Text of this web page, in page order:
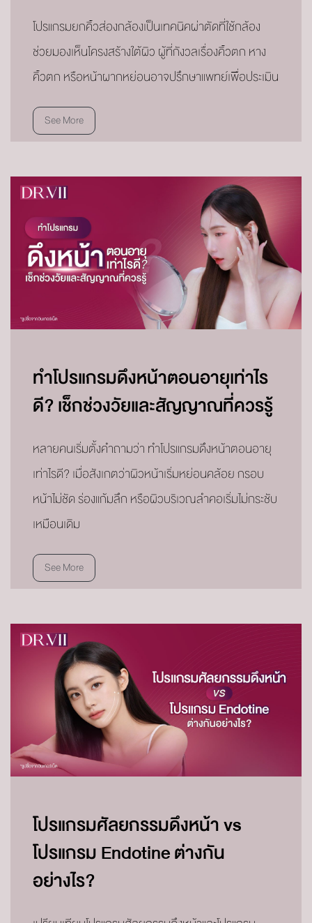
โปรแกรมยกคิ้วส่องกล้องเป็นเทคนิคผ่าตัดที่ใช้กล้อง
ช่วยมองเห็นโครงสร้างใต้ผิว ผู้ที่กังวลเรื่องคิ้วตก หาง
คิ้วตก หรือหน้าผากหย่อนอาจปรึกษาแพทย์เพื่อประเมิน
See More
ทำโปรแกรมดึงหน้าตอนอายุเท่าไร
ดี? เช็กช่วงวัยและสัญญาณที่ควรรู้
หลายคนเริ่มตั้งคำถามว่า ทำโปรแกรมดึงหน้าตอนอายุ
เท่าไรดี? เมื่อสังเกตว่าผิวหน้าเริ่มหย่อนคล้อย กรอบ
หน้าไม่ชัด ร่องแก้มลึก หรือผิวบริเวณลำคอเริ่มไม่กระชับ
เหมือนเดิม
See More
โปรแกรมศัลยกรรมดึงหน้า vs
โปรแกรม Endotine ต่างกัน
อย่างไร?